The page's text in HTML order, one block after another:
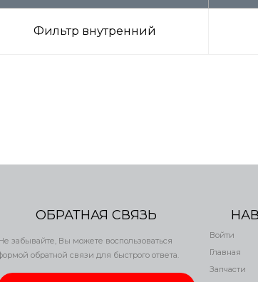
Фильтр внутренний
ОБРАТНАЯ СВЯЗЬ
забывайте, Вы можете воспользоваться
обратной связи для быстрого ответа.
Войти
Главная
Запчасти